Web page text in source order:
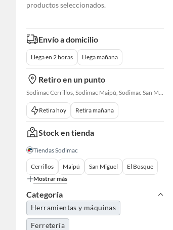
productos seleccionados.
Envío a domicilio
Llega en 2 horas Llega mañana
Retiro en un punto
Sodimac Cerrillos, Sodimac Maipú, Sodimac San Miguel, Sodimac El Bosque, Sodimac San Bernardo, Constructor Cantagallo, Sodimac Talagante, Sodimac San Fernando
Retira hoy Retira mañana
Stock en tienda
Tiendas Sodimac
Cerrillos Maipú San Miguel
El Bosque
Mostrar más
Categoría
Herramientas y máquinas
Ferretería